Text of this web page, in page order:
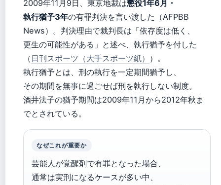
2009年11月9日、東京地裁は懲役1年6月・
執行猶予3年の有罪判決を言い渡した（AFPBB
News）。判決理由で裁判長は「依存度は低く、
更生の可能性がある」と述べ、執行猶予を付した
（ 日刊スポーツ（大手スポーツ紙） ）。
執行猶予とは、刑の執行を一定期間猶予し、
その期間を無事に過ごせば刑を執行しない制度。
酒井法子の猶予期間は2009年11月から2012年秋ま
でとされている。
なぜこれが重要か
芸能人が覚醒剤で有罪となった場合、
通常は実刑になるケースが多い中、